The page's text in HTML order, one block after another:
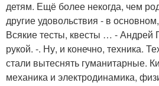
детям. Ещё более некогда, чем
другие удовольствия - в
Всякие тесты, квесты … - Андрей
рукой. -. Ну, и конечно, техника.
стали вытеснять гуманитарные.
механика и электродинамика,